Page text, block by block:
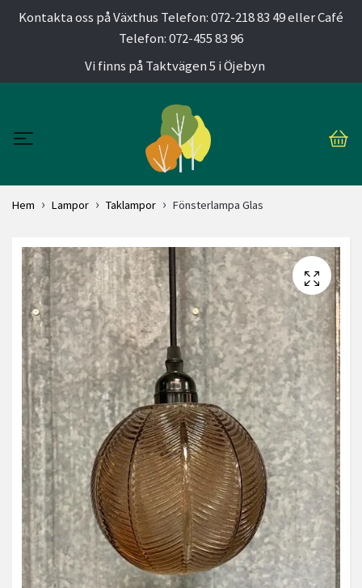
Kontakta oss på Växthus Telefon: 072-218 83 49 eller Café
Telefon: 072-455 83 96
Vi finns på Taktvägen 5 i Öjebyn
Hem Lampor Taklampor Fönsterlampa Glas